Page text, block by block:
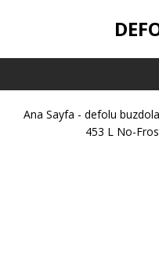
Ana Sayfa - defolu
453 L No-